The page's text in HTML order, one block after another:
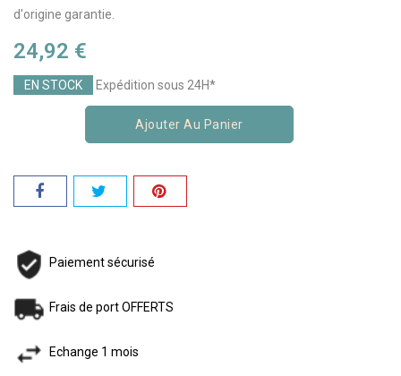
d'origine garantie.
24,92 €
EN STOCK Expédition sous 24H*
Ajouter Au Panier
Paiement sécurisé
Frais de port OFFERTS
Echange 1 mois